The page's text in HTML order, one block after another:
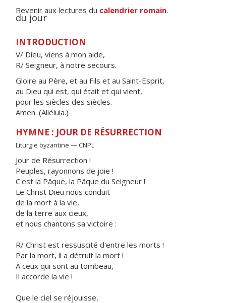
Revenir aux lectures du calendrier romain.
du jour
INTRODUCTION
V/ Dieu, viens à mon aide,
R/ Seigneur, à notre secours.
Gloire au Père, et au Fils et au Saint-Esprit,
au Dieu qui est, qui était et qui vient,
pour les siècles des siècles.
Amen. (Alléluia.)
HYMNE : JOUR DE RÉSURRECTION
Liturgie byzantine — CNPL
Jour de Résurrection !
Peuples, rayonnons de joie !
C'est la Pâque, la Pâque du Seigneur !
Le Christ Dieu nous conduit
de la mort à la vie,
de la terre aux cieux,
et nous chantons sa victoire :
R/ Christ est ressuscité d'entre les morts !
Par la mort, il a détruit la mort !
À ceux qui sont au tombeau,
Il accorde la vie !
Que le ciel se réjouisse,